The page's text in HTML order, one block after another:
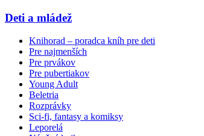
Deti a mládež
Knihorad – poradca kníh pre deti
Pre najmenších
Pre prvákov
Pre pubertiakov
Young Adult
Beletria
Rozprávky
Sci-fi, fantasy a komiksy
Leporelá